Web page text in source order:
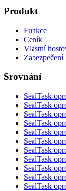
Produkt
Funkce
Ceník
Vlastní
Zabezpečení
Srovnání
SealTask
SealTask
SealTask
SealTask
SealTask
SealTask
SealTask
SealTask
SealTask
SealTask
SealTask